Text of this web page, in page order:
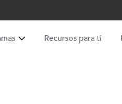
Recursos para ti